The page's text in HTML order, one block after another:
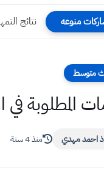
منوعه نتائج التمهيدي 2023 السادس الادبي
متوسط
المطلوبة
احمد مهدي منذ 4 سنة